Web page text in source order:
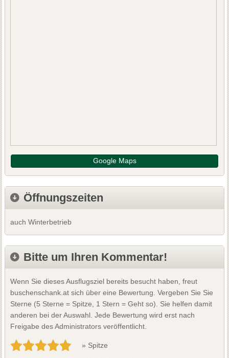
Google Maps
Öffnungszeiten
auch Winterbetrieb
Bitte um Ihren Kommentar!
Wenn Sie dieses Ausflugsziel bereits besucht haben, freut
buschenschank.at sich über eine Bewertung. Vergeben Sie Sie
Sterne (5 Sterne = Spitze, 1 Stern = Geht so). Sie helfen damit
anderen bei der Auswahl. Jede Bewertung wird erst nach
Freigabe des Administrators veröffentlicht.
» Spitze